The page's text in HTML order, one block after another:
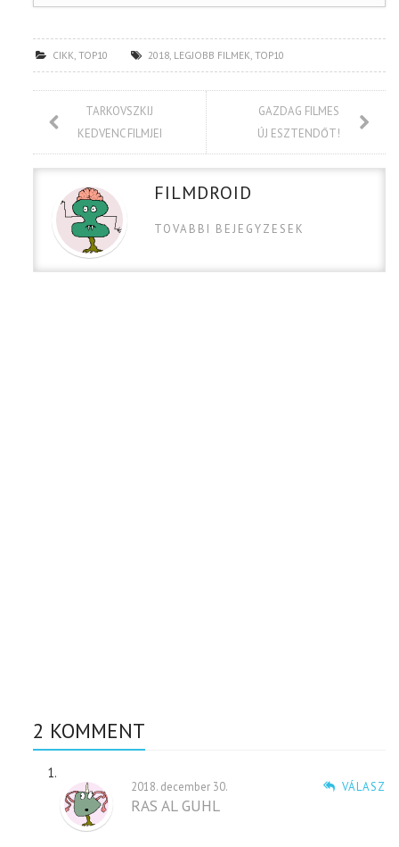
CIKK ,TOP10 2018 LEGJOBB FILMEK ,TOP10
TARKOVSZKIJ
KEDVENC FILMJEI
GAZDAG FILMES
ÚJ ESZTENDŐT!
FILMDROID
TOVABBI BEJEGYZESEK
2 KOMMENT
VÁLASZ
2018. december 30.
RAS AL GUHL